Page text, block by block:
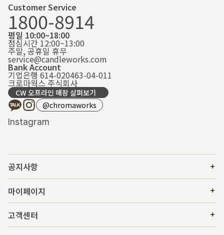
Customer Service
1800-8914
평일 10:00~18:00
점심시간 12:00~13:00
주말, 공휴일 휴무
service@candleworks.com
Bank Account
기업은행 614-020463-04-011
크로마웍스 주식회사
CW 오프라인 매장 살펴보기
@chromaworks
Instagram
공지사항
마이페이지
고객센터